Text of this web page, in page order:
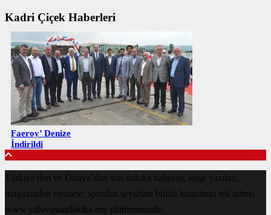
Kadri Çiçek Haberleri
Faeroy’ Denize
İndirildi
Türkiye'den ve Dünya’dan son dakika haberler, köşe yazıları,
magazinden siyasete, spordan seyahate bütün konuların tek adresi
www.yalovasondakika.org platformunda;